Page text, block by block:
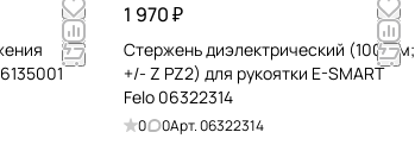
1 970 ₽
Стержень диэлектрический (100 мм;
+/- Z PZ2) для рукоятки E-SMART
Felo 06322314
0 0Арт.06322314